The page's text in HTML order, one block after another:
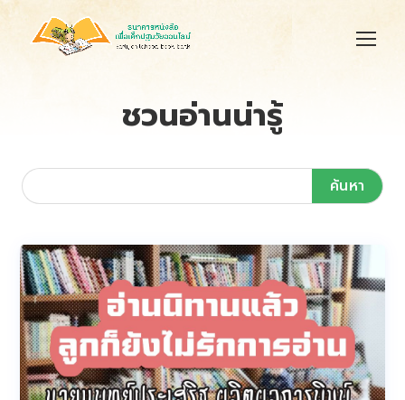
ชวนอ่านน่ารู้
ค้นหา